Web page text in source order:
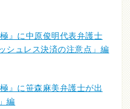
』に中原俊明代表弁護士
シュレス決済の注意点」編
』に笹森麻美弁護士が出
編